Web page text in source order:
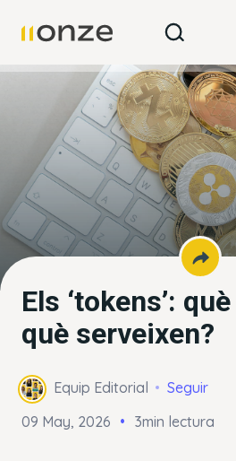
Els ‘tokens’:
què serveixen?
Equip Editorial
Seguir
09 May, 2026
3min lectura